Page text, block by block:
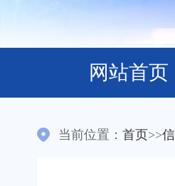
网站首页
当前位置： 首页>>